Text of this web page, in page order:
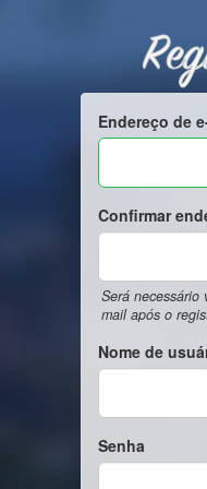
Endereço de
Confirmar
Será necessário
mail após o
Nome de
Senha